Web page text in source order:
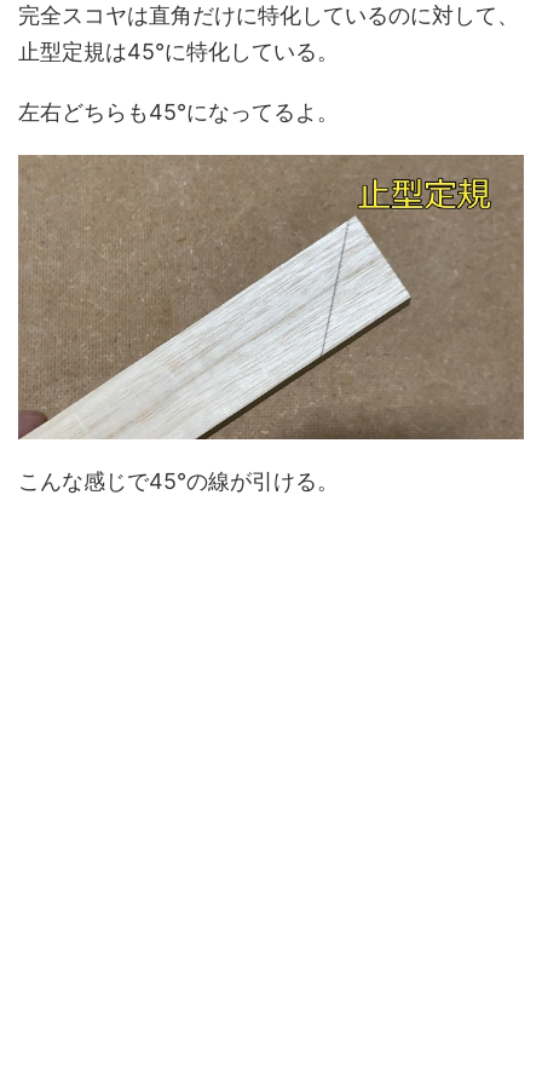
完全スコヤは直角だけに特化しているのに対して、
止型定規は45°に特化している。
左右どちらも45°になってるよ。
こんな感じで45°の線が引ける。